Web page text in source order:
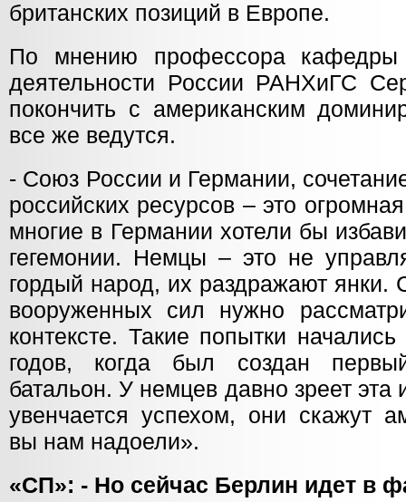
британских позиций в Европе.
По мнению профессора кафедры
деятельности России РАНХиГС
покончить с американским
все же ведутся.
- Союз России и Германии,
российских ресурсов – это
многие в Германии хотели бы
гегемонии. Немцы – это не
гордый народ, их раздражают янки.
вооруженных сил нужно
контексте. Такие попытки
годов, когда был создан
батальон. У немцев давно зреет эта
увенчается успехом, они скажут
вы нам надоели».
«СП»: - Но сейчас Берлин идет в